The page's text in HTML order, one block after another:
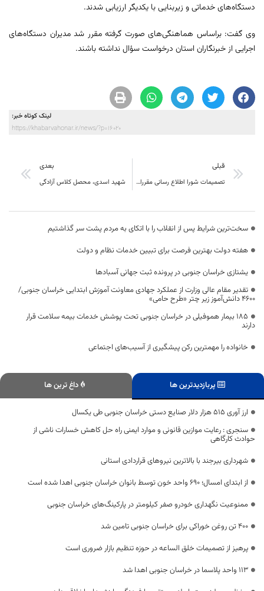
دستگاه‌های خدماتی و زیربنایی با یکدیگر ارزیابی شدند.
وی گفت: براساس هماهنگی‌های صورت گرفته مقرر شد مدیران دستگاه‌های
اجرایی از خبرنگاران استان درخواست سؤال نداشته باشند.
لینک کوتاه خبر:
https://khabarvahonar.ir/news/?p=16020
قبلی
تصمیمات شورا اطلاع رسانی مقررات است و لازم الاجرا
بعدی
شهید اسدی، محصل کلاس آزادگی
سخت‌ترین شرایط پس از انقلاب را با اتکای به مردم پشت سر گذاشتیم
هفته دولت بهترین فرصت برای تبیین خدمات نظام و دولت
یشتازی خراسان جنوبی در پرونده ثبت جهانی آسبادها
تقدیر مقام عالی وزارت از عملکرد جهادی معاونت آموزش ابتدایی خراسان جنوبی/
۴۶۰۰ دانش‌آموز زیر چتر «طرح حامی»
۱۸۵ بیمار هموفیلی در خراسان جنوبی تحت پوشش خدمات بیمه سلامت قرار
دارند
خانواده را مهمترین رکن پیشگیری از آسیب‌های اجتماعی
پربازدیدترین ها داغ ترین ها
ارز آوری ۵۱۵ هزار دلار صنایع دستی خراسان جنوبی طی یکسال
سنجری : رعایت موازین قانونی و موارد ایمنی راه حل کاهش خسارات ناشی از
حوادث کارگاهی
شهرداری بیرجند با بالاترین نیروهای قراردادی استانی
از ابتدای امسال؛ ۶۹۰ واحد خون توسط بانوان خراسان جنوبی اهدا شده است
ممنوعیت نگهداری خودرو صفر کیلومتر در پارکینگ‌های خراسان جنوبی
۴۰۰ تن روغن خوراکی برای خراسان جنوبی تامین شد
پرهیز از تصمیمات خلق الساعه در حوزه تنظيم بازار ضروری است
۱۱۳ واحد پلاسما در خراسان جنوبی اهدا شد